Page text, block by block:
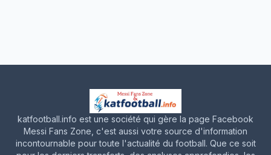
katfootball.info est une société qui gère la page Facebook
Messi Fans Zone, c'est aussi votre source d'information
incontournable pour toute l'actualité du football. Que ce soit